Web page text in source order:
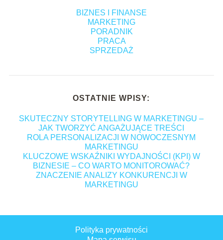
BIZNES I FINANSE
MARKETING
PORADNIK
PRACA
SPRZEDAŻ
OSTATNIE WPISY:
SKUTECZNY STORYTELLING W MARKETINGU –
JAK TWORZYĆ ANGAŻUJĄCE TREŚCI
ROLA PERSONALIZACJI W NOWOCZESNYM
MARKETINGU
KLUCZOWE WSKAŹNIKI WYDAJNOŚCI (KPI) W
BIZNESIE – CO WARTO MONITOROWAĆ?
ZNACZENIE ANALIZY KONKURENCJI W
MARKETINGU
Polityka prywatności